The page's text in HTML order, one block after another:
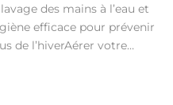
des mains à l’eau et
efficace pour prévenir
de l’hiverAérer votre…